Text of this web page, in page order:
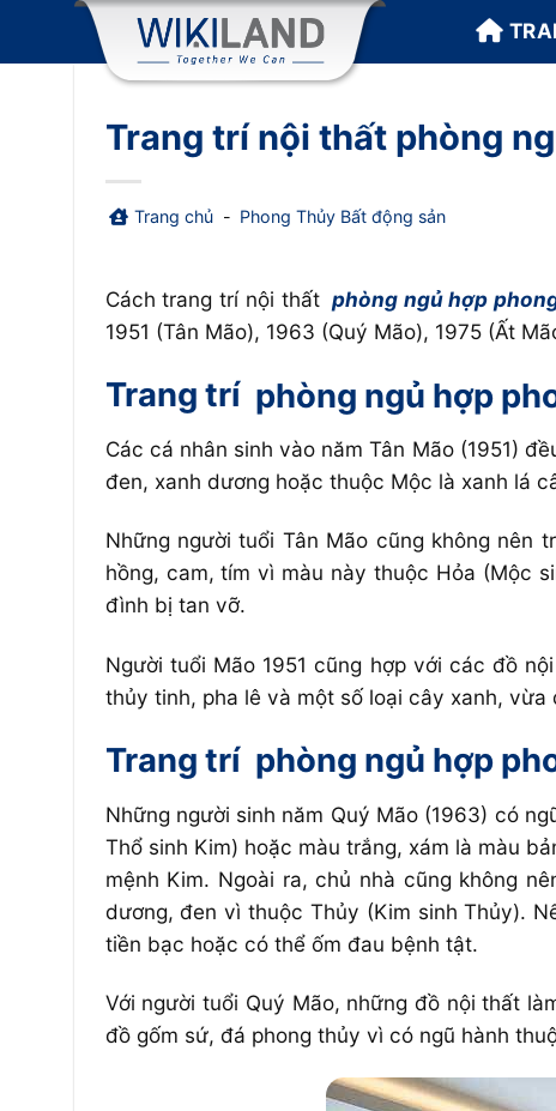
Trang trí nội thất phòng
Trang chủ - Phong Thủy Bất động sản
Cách trang trí nội thất phòng ngủ hợp
1951 (Tân Mão), 1963 (Quý Mão), 1975 (Ất
Trang trí phòng ngủ hợp
Các cá nhân sinh vào năm Tân Mão (1951)
đen, xanh dương hoặc thuộc Mộc là xanh lá
Những người tuổi Tân Mão cũng không nên
hồng, cam, tím vì màu này thuộc Hỏa (Mộc
đình bị tan vỡ.
Người tuổi Mão 1951 cũng hợp với các đồ
thủy tinh, pha lê và một số loại cây xanh,
Trang trí phòng ngủ hợp
Những người sinh năm Quý Mão (1963) có
Thổ sinh Kim) hoặc màu trắng, xám là màu
mệnh Kim. Ngoài ra, chủ nhà cũng không
dương, đen vì thuộc Thủy (Kim sinh Thủy).
tiền bạc hoặc có thể ốm đau bệnh tật.
Với người tuổi Quý Mão, những đồ nội thất
đồ gốm sứ, đá phong thủy vì có ngũ hành